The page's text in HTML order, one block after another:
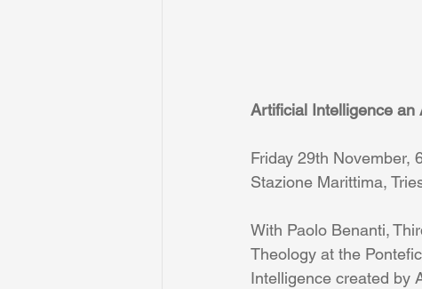
Artificial Intelligence an
Friday 29th November,
Stazione Marittima,
With Paolo Benanti,
Theology at the
Intelligence created by